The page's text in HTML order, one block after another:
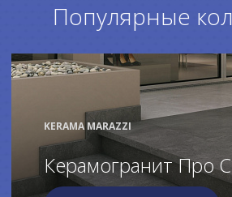
Популярные
KERAMA MARAZZI
Керамогранит Про